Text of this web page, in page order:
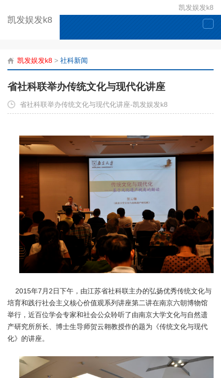
凯发娱发k8
凯发娱发k8
凯发娱发k8 > 社科新闻
省社科联举办传统文化与现代化讲座
省社科联举办传统文化与现代化讲座-凯发娱发k8
2015年7月2日下午，由江苏省社科联主办的弘扬优秀传统文化与
培育和践行社会主义核心价值观系列讲座第二讲在南京六朝博物馆
举行，近百位学会专家和社会公众聆听了由南京大学文化与自然遗
产研究所所长、博士生导师贺云翱教授作的题为《传统文化与现代
化》的讲座。